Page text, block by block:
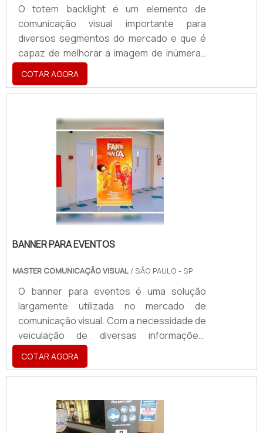
O totem backlight é um elemento de
comunicação visual importante para
diversos segmentos do mercado e que é
capaz de melhorar a imagem de inúmeras
empresas, contribuindo para o maior
faturamento das mesmas.Composição do
materialO totem geralemente tem peso
facilmente movimentado. Entre os locais
em que esse tipo de totem pode aplicado
se destacam: Shoppings; Cinemas;
Fachadas de comércios; Pontos de ônibus;
Praças públicas.O totem backlight é
formado por uma est.
COTAR AGORA
BANNER PARA EVENTOS
MASTER COMUNICAÇÃO VISUAL / SÃO PAULO - SP
O banner para eventos é uma solução
largamente utilizada no mercado de
comunicação visual. Com a necessidade de
veiculação de diversas informações,
marcas, produtos e serviços, o banner é o
recurso ideal para eventos de todos os
portes. Existem os mais diversos formatos
também podem ser feitos totalmente sob
medida. Geralmente, os banners são
COTAR AGORA